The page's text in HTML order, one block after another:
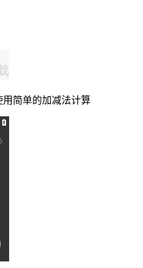
用简单的加减法计算